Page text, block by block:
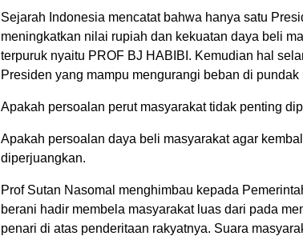
Sejarah Indonesia mencatat bahwa hanya satu
meningkatkan nilai rupiah dan kekuatan daya beli
terpuruk nyaitu PROF BJ HABIBI. Kemudian hal
Presiden yang mampu mengurangi beban di pundak
Apakah persoalan perut masyarakat tidak penting
Apakah persoalan daya beli masyarakat agar
diperjuangkan.
Prof Sutan Nasomal menghimbau kepada
berani hadir membela masyarakat luas dari pada
penari di atas penderitaan rakyatnya. Suara